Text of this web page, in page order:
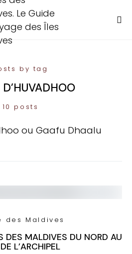
by tag
10 posts
ou Gaafu Dhaalu
des Maldives
DES MALDIVES DU NORD AU
L’ARCHIPEL